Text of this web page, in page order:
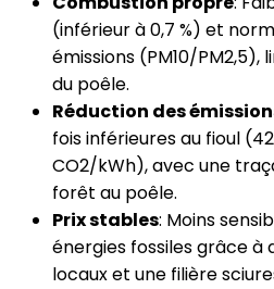
(inférieur à 0,7 %) et
émissions (PM10/
du poêle.
Réduction des
fois inférieures au fioul
CO2/kWh), avec une
forêt au poêle.
Prix stables: Moins
énergies fossiles grâce
locaux et une filière